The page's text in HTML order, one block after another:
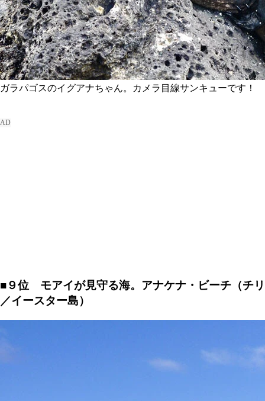
ガラパゴスのイグアナちゃん。カメラ目線サンキューです！
■９位 モアイが見守る海。アナケナ・ビーチ（チリ
／イースター島）